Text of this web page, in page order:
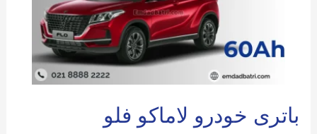
باتری خودرو لاماکو فلو